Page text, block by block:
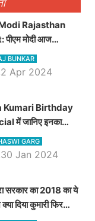
Rajasthan
मोदी आज
में कोटपूतली में करेंगे
रैली, एक सभा से 8 सीटों
BUNKAR
Apr 2024
Kumari Birthday
में जानिए इनका
से राजस्थान की
सीएम बनने तक का सफर,
GARG
Jan 2024
सरकार का 2018 का ये
दिया कुमारी फिर